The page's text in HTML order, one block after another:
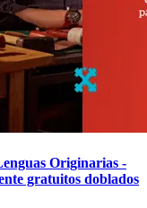
Originarias -
gratuitos doblados